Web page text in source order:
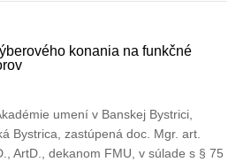
konania na funkčné
umení v Banskej Bystrici,
Bystrica, zastúpená doc. Mgr. art.
ArtD., dekanom FMU, v súlade s § 75